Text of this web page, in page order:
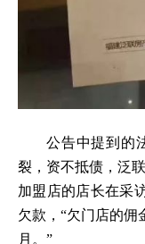
公告中提到的
裂，资不抵债，泛
加盟店的店长在采
欠款，“欠门店的佣
月。”